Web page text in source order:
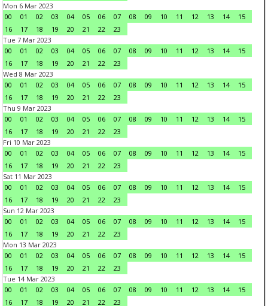
Mon 6 Mar 2023
00
01 02 03 04 05 06 07 08 09 10 11 12 13 14
15
16
17 18 19 20 21 22
23
Tue 7 Mar 2023
00
01 02 03 04 05 06 07 08 09 10 11 12 13 14
15
16
17 18 19 20 21 22
23
Wed 8 Mar 2023
00
01 02 03 04 05 06 07 08 09 10 11 12 13 14
15
16
17 18 19 20 21 22
23
Thu 9 Mar 2023
00
01 02 03 04 05 06 07 08 09 10 11 12 13 14
15
16
17 18 19 20 21 22
23
Fri 10 Mar 2023
00
01 02 03 04 05 06 07 08 09 10 11 12 13 14
15
16
17 18 19 20 21 22
23
Sat 11 Mar 2023
00
01 02 03 04 05 06 07 08 09 10 11 12 13 14
15
16
17 18 19 20 21 22
23
Sun 12 Mar 2023
00
01 02 03 04 05 06 07 08 09 10 11 12 13 14
15
16
17 18 19 20 21 22
23
Mon 13 Mar 2023
00
01 02 03 04 05 06 07 08 09 10 11 12 13 14
15
16
17 18 19 20 21 22
23
Tue 14 Mar 2023
00
01 02 03 04 05 06 07 08 09 10 11 12 13 14
15
16
17 18 19 20 21 22 23